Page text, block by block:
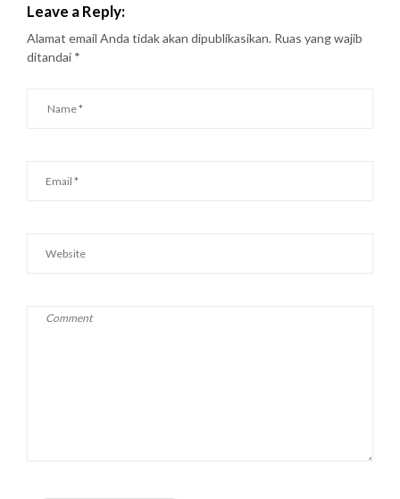
Leave a Reply:
Alamat email Anda tidak akan dipublikasikan. Ruas yang wajib
ditandai *